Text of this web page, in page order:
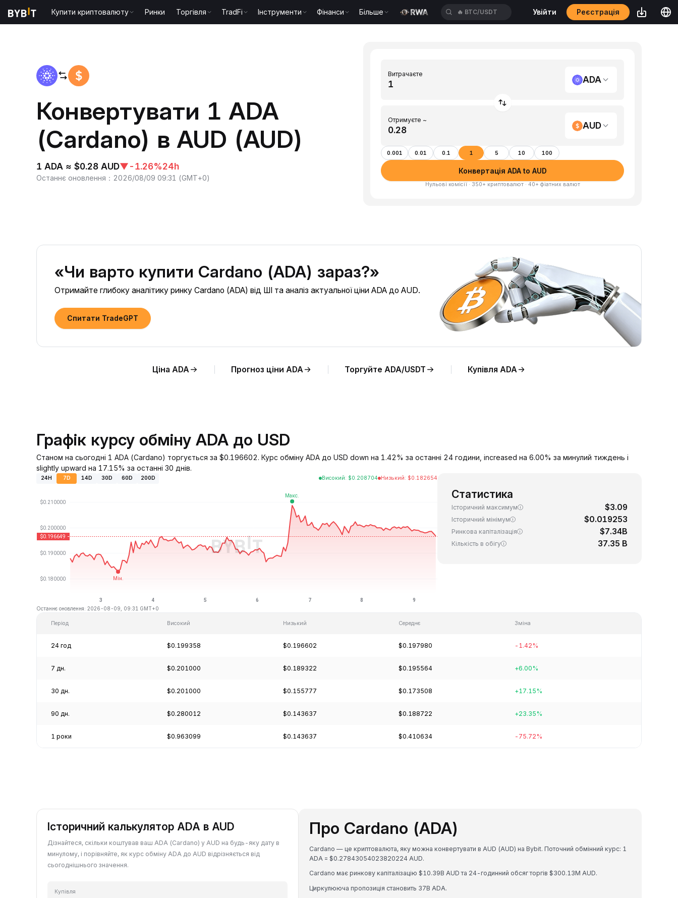
Купити криптовалюту Ринки Торгівля TradFi Інструменти Фінанси Більше 🔥 BTC/USDT Увійти Реєстрація
Конвертувати 1 ADA
(Cardano) в AUD (AUD)
1 ADA ≈ $0.28 AUD▼-1.26%24h
Останнє оновлення ： 2026/08/09 09:31 (GMT+0)
Витрачаєте
ADA
Отримуєте ~
AUD
0.001 0.01 0.1 1 5 10 100
Конвертація ADA to AUD
Нульові комісії · 350+ криптовалют · 40+ фіатних валют
«Чи варто купити Cardano (ADA) зараз?»
Отримайте глибоку аналітику ринку Cardano (ADA) від ШІ та аналіз актуальної ціни ADA до AUD.
Спитати TradeGPT
Ціна ADA Прогноз ціни ADA Торгуйте ADA/USDT Купівля ADA
Графік курсу обміну ADA до USD
Станом на сьогодні 1 ADA (Cardano) торгується за $0.196602. Курс обміну ADA до USD down на 1.42% за останні 24 години, increased на 6.00% за минулий тиждень і
slightly upward на 17.15% за останні 30 днів.
24H 7D 14D 30D 60D 200D Високий: $0.208704 Низький: $0.182654
Останнє оновлення: 2026-08-09, 09:31 GMT+0
Статистика
Історичний максимум $3.09
Історичний мінімум $0.019253
Ринкова капіталізація $7.34B
Кількість в обігу 37.35 B
Період Високий Низький Середнє Зміна
24 год $0.199358 $0.196602 $0.197980 -1.42%
7 дн. $0.201000 $0.189322 $0.195564 +6.00%
30 дн. $0.201000 $0.155777 $0.173508 +17.15%
90 дн. $0.280012 $0.143637 $0.188722 +23.35%
1 роки $0.963099 $0.143637 $0.410634 -75.72%
Історичний калькулятор ADA в AUD
Дізнайтеся, скільки коштував ваш ADA (Cardano) у AUD на будь-яку дату в
минулому, і порівняйте, як курс обміну ADA до AUD відрізняється від
сьогоднішнього значення.
Купівля
Про Cardano (ADA)
Cardano — це криптовалюта, яку можна конвертувати в AUD (AUD) на Bybit. Поточний обмінний курс: 1
ADA = $0.27843054023820224 AUD.
Cardano має ринкову капіталізацію $10.39B AUD та 24-годинний обсяг торгів $300.13M AUD.
Циркулююча пропозиція становить 37B ADA.